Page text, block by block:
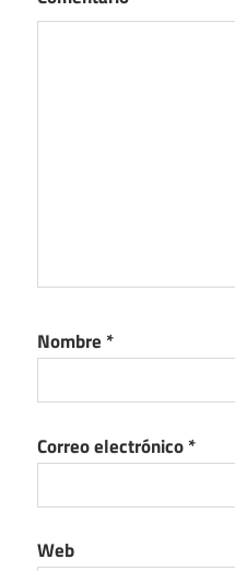
Nombre *
Correo electrónico*
Web